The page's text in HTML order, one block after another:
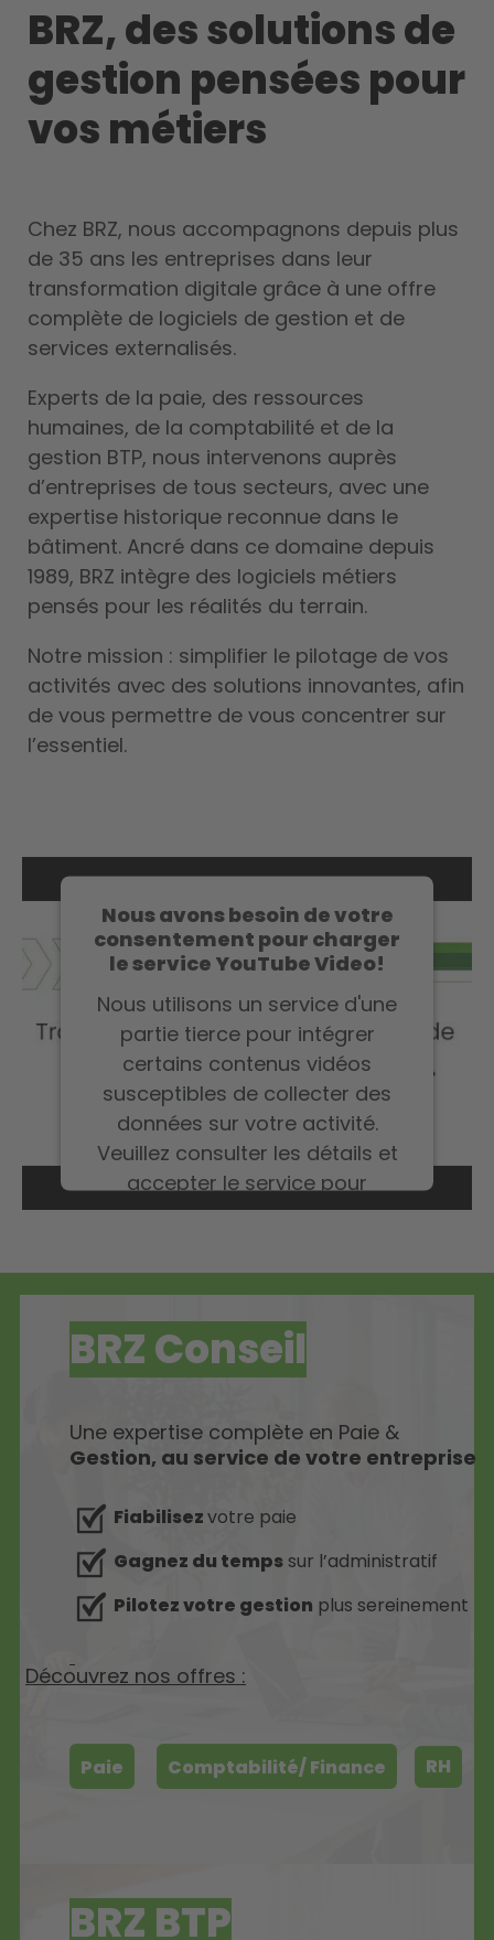
BRZ, des solutions de
gestion pensées pour
vos métiers
Chez BRZ, nous accompagnons depuis plus
de 35 ans les entreprises dans leur
transformation digitale grâce à une offre
complète de logiciels de gestion et de
services externalisés.
Experts de la paie, des ressources
humaines, de la comptabilité et de la
gestion BTP, nous intervenons auprès
d’entreprises de tous secteurs, avec une
expertise historique reconnue dans le
bâtiment. Ancré dans ce domaine depuis
1989, BRZ intègre des logiciels métiers
pensés pour les réalités du terrain.
Notre mission : simplifier le pilotage de vos
activités avec des solutions innovantes, afin
de vous permettre de vous concentrer sur
l’essentiel.
Nous avons besoin de votre
consentement pour charger
le service YouTube Video!
Nous utilisons un service d'une
partie tierce pour intégrer
certains contenus vidéos
susceptibles de collecter des
données sur votre activité.
Veuillez consulter les détails et
accepter le service pour
regarder cette vidéo.
En savoir plus
BRZ Conseil
Une expertise complète en Paie &
Gestion, au service de votre entreprise
Fiabilisezvotre paie
Gagnez du tempssur l’administratif
Pilotez votre gestion plus sereinement
Découvrez nos offres :
Paie Comptabilité/ Finance RH
BRZ BTP